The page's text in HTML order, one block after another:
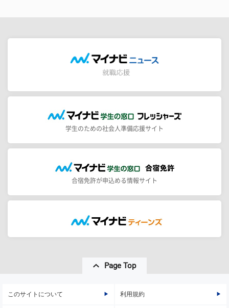
学生のための社会人準備応援サイト
合宿免許が申込める情報サイト
Page Top
このサイトについて 利用規約